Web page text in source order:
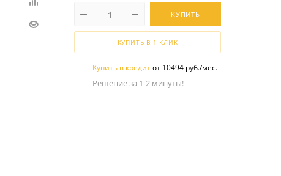
КУПИТЬ
КУПИТЬ В 1 КЛИК
Купить в кредитот 10494 руб./мес.
Решение за 1-2 минуты!